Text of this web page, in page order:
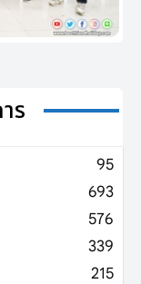
ร
95
693
576
339
215